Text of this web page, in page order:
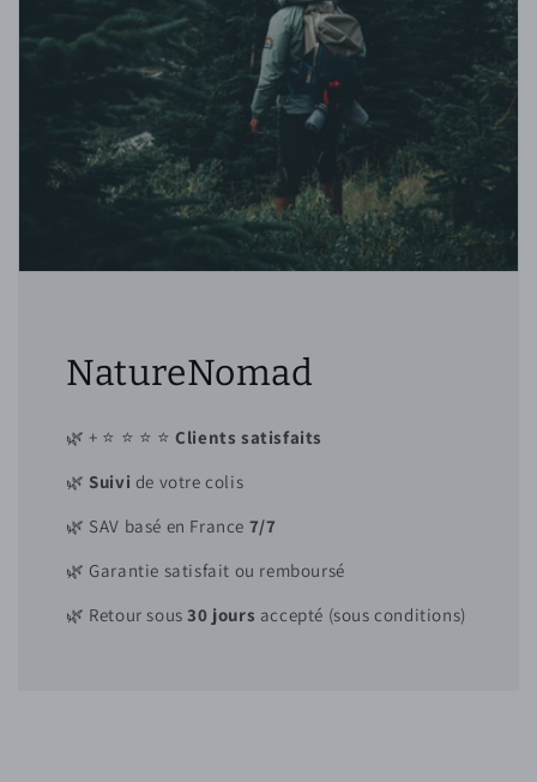
NatureNomad
🌿 + ⭐ ⭐ ⭐ ⭐Clients satisfaits
🌿 Suivi de votre colis
🌿 SAV basé en France 7/7
🌿 Garantie satisfait ou remboursé
🌿 Retour sous30 jours accepté (sous conditions)